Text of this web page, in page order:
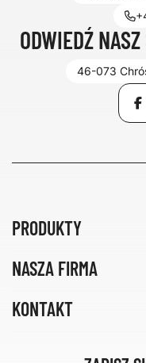
ODWIEDŹ
46-073
PRODUKTY
NASZA FIRMA
KONTAKT